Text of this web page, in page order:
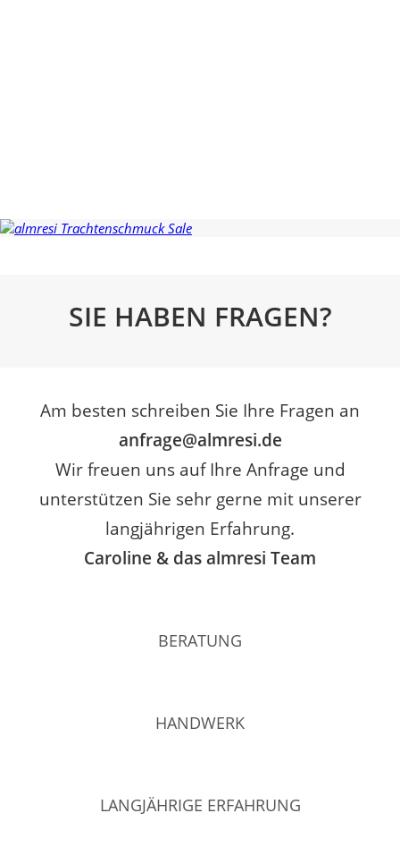
SIE HABEN FRAGEN?
Am besten schreiben Sie Ihre Fragen an
anfrage@almresi.de
Wir freuen uns auf Ihre Anfrage und
unterstützen Sie sehr gerne mit unserer
langjährigen Erfahrung.
Caroline & das almresi Team
BERATUNG
HANDWERK
LANGJÄHRIGE ERFAHRUNG